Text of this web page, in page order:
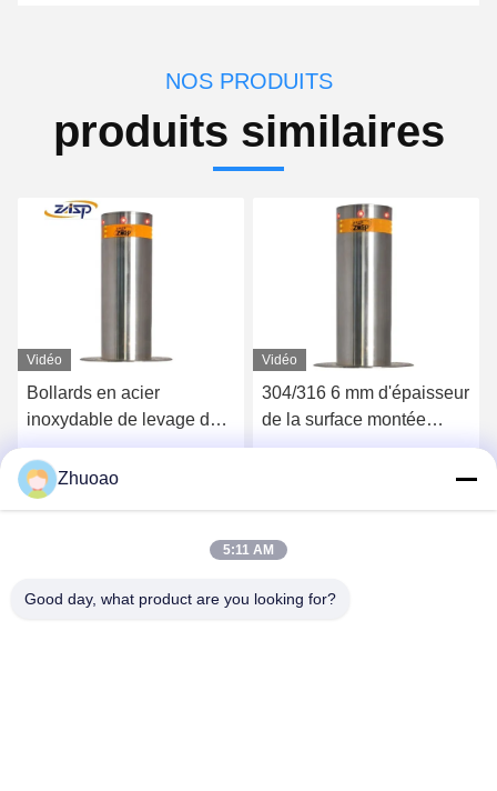
NOS PRODUITS
produits similaires
Vidéo
Bollards en acier
inoxydable de levage de
haute sécurité avec
certification CE
Obtenez le meilleur prix
Vidéo
304/316 6 mm d'épaisseur
de la surface montée
Bollards Système de
Obtenez le meilleur prix
Zhuoao
5:11 AM
Good day, what product are you looking for?